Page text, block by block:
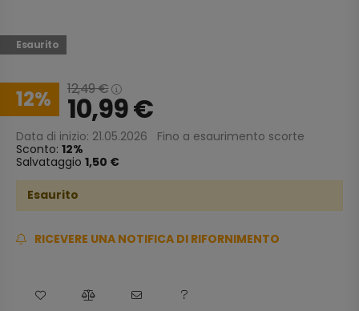
Esaurito
12 12,49€
10,99€
Data di inizio: 21.05.2026
Fino a esaurimento scorte
Sconto: 12
Salvataggio 1,50 €
Esaurito
RICEVERE UNA NOTIFICA DI RIFORNIMENTO